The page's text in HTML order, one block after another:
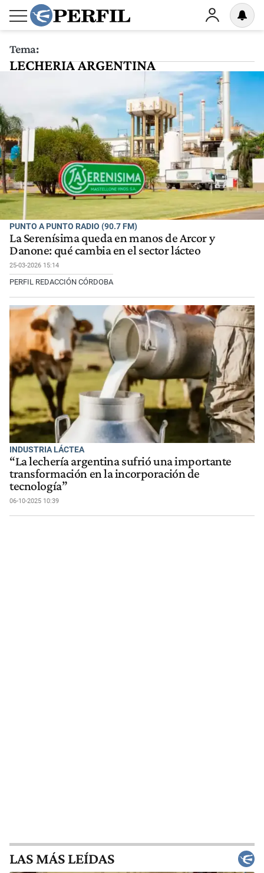
Tema:
LECHERIA ARGENTINA
PUNTO A PUNTO RADIO (90.7 FM)
La Serenísima queda en manos de Arcor y
Danone: qué cambia en el sector lácteo
25-03-2026 15:14
PERFIL REDACCIÓN CÓRDOBA
INDUSTRIA LÁCTEA
“La lechería argentina sufrió una importante
transformación en la incorporación de
tecnología”
06-10-2025 10:39
LAS MÁS LEÍDAS